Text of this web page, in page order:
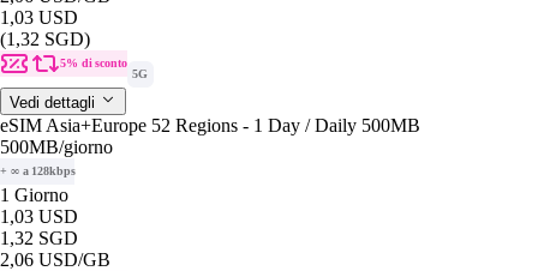
1,03 USD
(1,32 SGD)
5% di sconto
5G
Vedi dettagli
eSIM Asia+Europe 52 Regions - 1 Day / Daily 500MB
500MB/giorno
+ ∞ a 128kbps
1 Giorno
1,03 USD
1,32 SGD
2,06 USD/GB